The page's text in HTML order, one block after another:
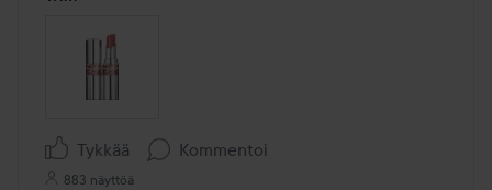
Tykkää Kommentoi
883 näyttöä